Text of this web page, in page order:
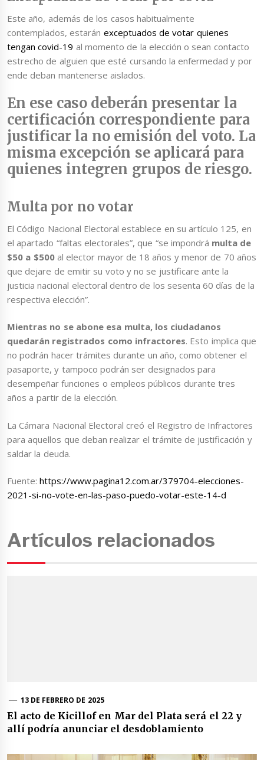
Este año, además de los casos habitualmente
contemplados, estarán exceptuados de votar quienes
tengan covid-19 al momento de la elección o sean contacto
estrecho de alguien que esté cursando la enfermedad y por
ende deban mantenerse aislados.
En ese caso deberán presentar la
certificación correspondiente para
justificar la no emisión del voto. La
misma excepción se aplicará para
quienes integren grupos de riesgo.
Multa por no votar
El Código Nacional Electoral establece en su artículo 125, en
el apartado “faltas electorales”, que “se impondrá multa de
$50 a $500al elector mayor de 18 años y menor de 70 años
que dejare de emitir su voto y no se justificare ante la
justicia nacional electoral dentro de los sesenta 60 días de la
respectiva elección”.
Mientras no se abone esa multa, los ciudadanos
quedarán registrados como infractores. Esto implica que
no podrán hacer trámites durante un año, como obtener el
pasaporte, y tampoco podrán ser designados para
desempeñar funciones o empleos públicos durante tres
años a partir de la elección.
La Cámara Nacional Electoral creó el Registro de Infractores
para aquellos que deban realizar el trámite de justificación y
saldar la deuda.
Fuente:https://www.pagina12.com.ar/379704-elecciones-
2021-si-no-vote-en-las-paso-puedo-votar-este-14-d
Artículos relacionados
13 DE FEBRERO DE 2025
El acto de Kicillof en Mar del Plata será el 22 y
allí podría anunciar el desdoblamiento